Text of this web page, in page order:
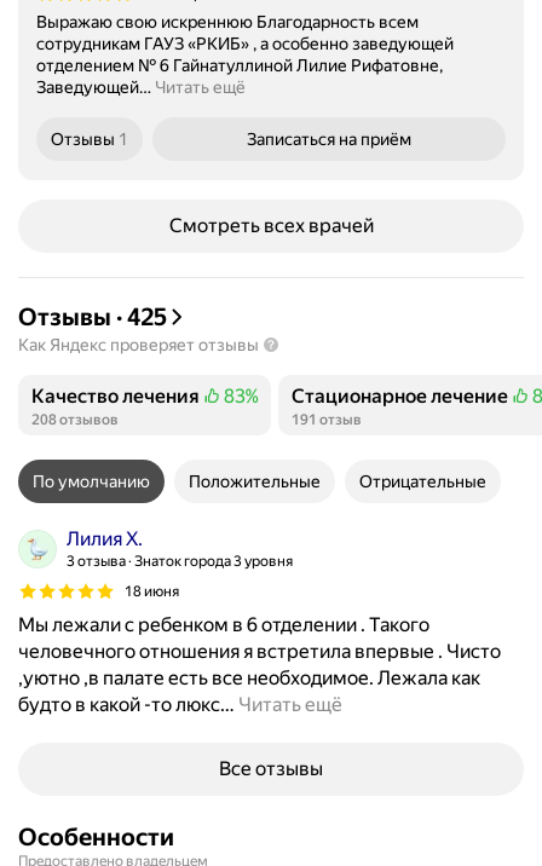
Выражаю свою искреннюю Благодарность всем
сотрудникам ГАУЗ «РКИБ» , а особенно заведующей
отделением № 6 Гайнатуллиной Лилие Рифатовне,
Заведующей… Читать ещё
Отзывы 1 Записаться на приём
Смотреть всех врачей
Отзывы ·425
Как Яндекс проверяет отзывы
Качество лечения
Положительных отзывов
83%
208 отзывов
Стационарное лечение
Положительных отзывов
191 отзыв
По умолчанию Положительные Отрицательные
Лилия Х.
3 отзыва Знаток города 3 уровня
18 июня
Мы лежали с ребенком в 6 отделении . Такого
человечного отношения я встретила впервые . Чисто
,уютно ,в палате есть все необходимое. Лежала как
будто в какой -то люкс… Читать ещё
Все отзывы
Особенности
Предоставлено владельцем